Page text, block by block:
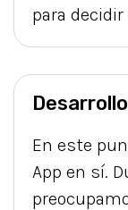
para decidir
Desarrollo
En este
App en sí.